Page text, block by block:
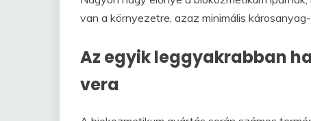
van a környezetre, azaz minimális
Az egyik leggyakrabban
vera